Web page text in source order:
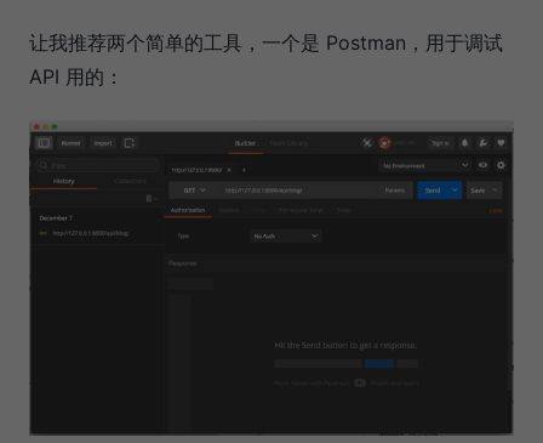
让我推荐两个简单的工具，一个是 Postman，用于调试
API 用的：